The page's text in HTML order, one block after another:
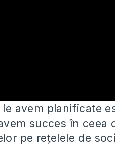
avem planificate
succes în ceea
pe rețelele de